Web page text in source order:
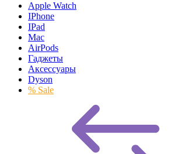
Apple Watch
IPhone
IPad
Mac
AirPods
Гаджеты
Аксессуары
Dyson
% Sale